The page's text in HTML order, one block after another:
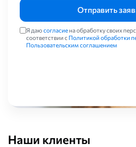
Отправить
Я даюсогласие на обработку своих
соответствии с Политикой обработки
Пользовательским соглашением
Наши клиенты